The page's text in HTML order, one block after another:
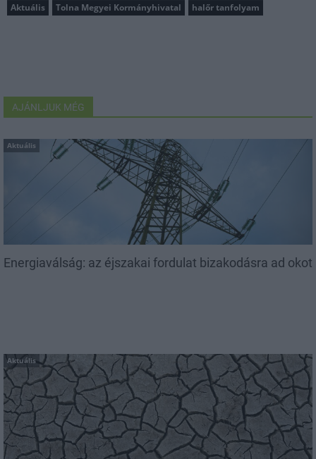
Aktuális Tolna Megyei Kormányhivatal halőr tanfolyam
AJÁNLJUK MÉG
Aktuális
Energiaválság: az éjszakai fordulat bizakodásra ad okot
Aktuális